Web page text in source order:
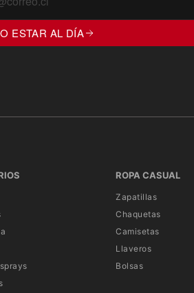
ESTAR AL DÍA
ROPA CASUAL
Zapatillas
Chaquetas
Camisetas
Llaveros
Bolsas